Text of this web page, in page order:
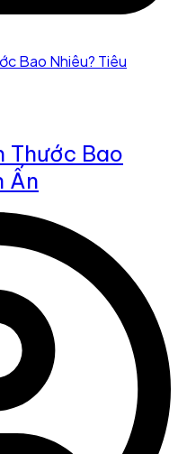
Thước Bao
Ấn